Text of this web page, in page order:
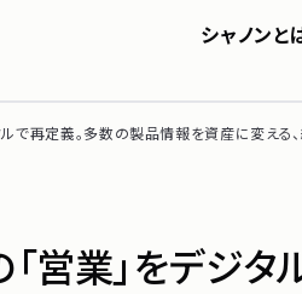
シャノンと
IRライブラリ
FAQ
シャノンのブログ
ルで再定義。多数の製品情報を資産に変え
営業」をデジ